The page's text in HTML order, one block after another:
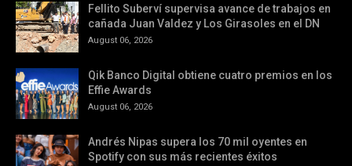
Fellito Suberví supervisa avance de trabajos en
cañada Juan Valdez y Los Girasoles en el DN
August 06, 2026
Qik Banco Digital obtiene cuatro premios en los
Effie Awards
August 06, 2026
Andrés Nipas supera los 70 mil oyentes en
Spotify con sus más recientes éxitos